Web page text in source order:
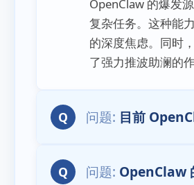
OpenClaw 的爆发
复杂任务。这种能
的深度焦虑。同时
了强力推波助澜的作
Q 目前
Q OpenClaw